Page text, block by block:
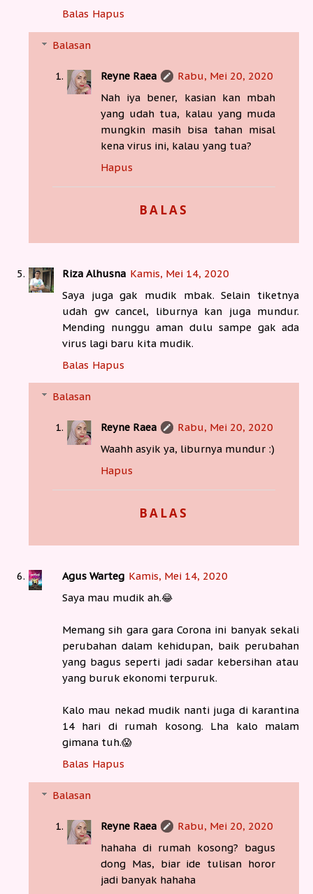
Balas Hapus
Balasan
Reyne Raea
Rabu, Mei 20, 2020
Nah iya bener, kasian kan mbah
yang udah tua, kalau yang muda
mungkin masih bisa tahan misal
kena virus ini, kalau yang tua?
Hapus
BALAS
Riza Alhusna Kamis, Mei 14, 2020
Saya juga gak mudik mbak. Selain tiketnya
udah gw cancel, liburnya kan juga mundur.
Mending nunggu aman dulu sampe gak ada
virus lagi baru kita mudik.
Balas Hapus
Balasan
Reyne Raea
Rabu, Mei 20, 2020
Waahh asyik ya, liburnya mundur :)
Hapus
BALAS
Agus Warteg Kamis, Mei 14, 2020
Saya mau mudik ah.😂
Memang sih gara gara Corona ini banyak sekali
perubahan dalam kehidupan, baik perubahan
yang bagus seperti jadi sadar kebersihan atau
yang buruk ekonomi terpuruk.
Kalo mau nekad mudik nanti juga di karantina
14 hari di rumah kosong. Lha kalo malam
gimana tuh.😱
Balas Hapus
Balasan
Reyne Raea
Rabu, Mei 20, 2020
hahaha di rumah kosong? bagus
dong Mas, biar ide tulisan horor
jadi banyak hahaha